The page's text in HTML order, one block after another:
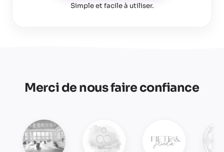
Simple et facile à utiliser.
Merci de nous faire confiance